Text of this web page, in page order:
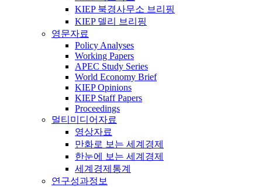
KIEP 북경사무소 브리핑
KIEP 델리 브리핑
영문자료
Policy Analyses
Working Papers
APEC Study Series
World Economy Brief
KIEP Opinions
KIEP Staff Papers
Proceedings
멀티미디어자료
영상자료
만화로 보는 세계경제
한눈에 보는 세계경제
세계경제통계
연구성과정보